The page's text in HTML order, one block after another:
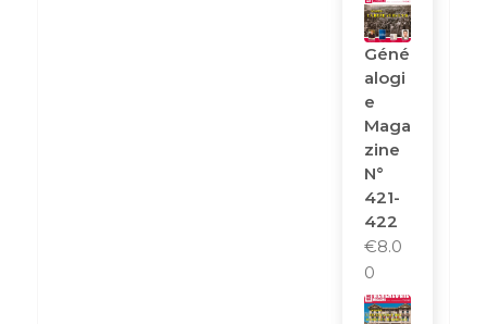
Géné
Alogi
E
Maga
Zine
N°
421-
422
€8.0
0